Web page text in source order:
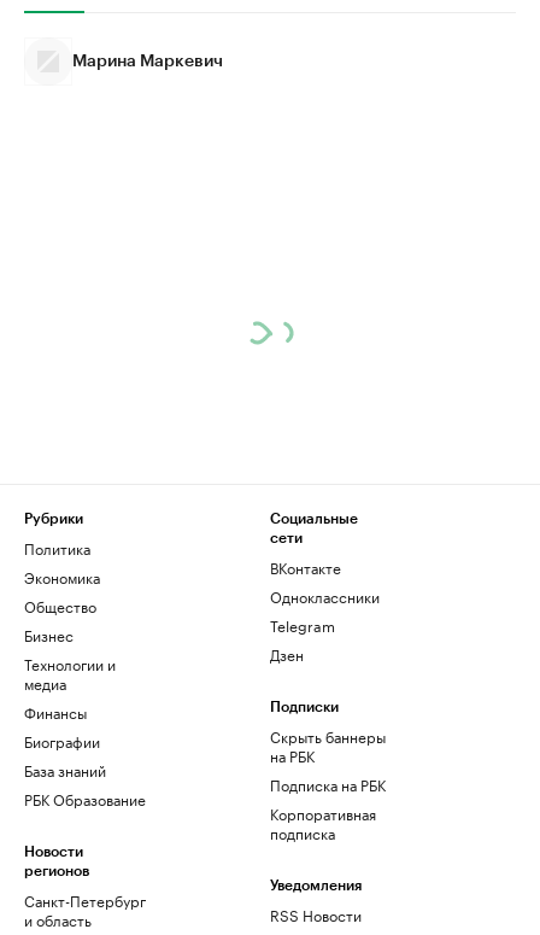
Марина Маркевич
Рубрики
Политика
Экономика
Общество
Бизнес
Технологии и
медиа
Финансы
Биографии
База знаний
РБК Образование
Новости
регионов
Санкт-Петербург
и область
Социальные
сети
ВКонтакте
Одноклассники
Telegram
Дзен
Подписки
Скрыть баннеры
на РБК
Подписка на РБК
Корпоративная
подписка
Уведомления
RSS Новости